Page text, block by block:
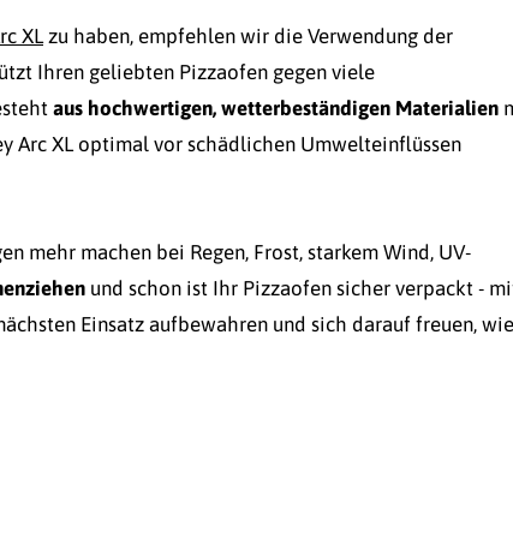
XL zu haben, empfehlen wir die Verwendung der
Ihren geliebten Pizzaofen gegen viele
aus hochwertigen, wetterbeständigen Materialien
Arc XL optimal vor schädlichen Umwelteinflüssen
mehr machen bei Regen, Frost, starkem Wind, UV-
und schon ist Ihr Pizzaofen sicher verpackt -
Einsatz aufbewahren und sich darauf freuen,